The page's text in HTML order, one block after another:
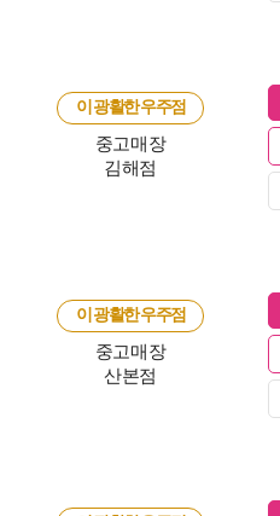
이 광활한 우주점
중고매장
김해점
이 광활한 우주점
중고매장
산본점